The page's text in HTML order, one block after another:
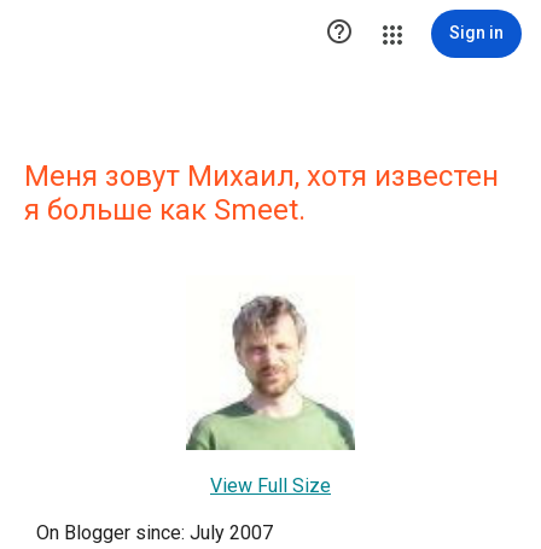
 Sign in
Меня зовут Михаил, хотя известен
я больше как Smeet.
View Full Size
On Blogger since: July 2007